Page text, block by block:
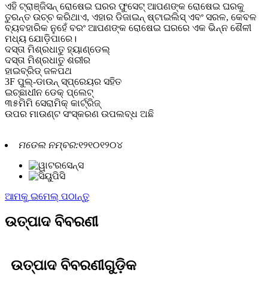
ଏହି ଟ୍ରାଞ୍ଜିସନ୍ ରୋଷେଇ ଘରର ଫୁସେଟ୍ ଆପଣଙ୍କ ରୋଷେଇ ଘରକୁ
ତୁରନ୍ତ ଉଚ୍ଚ କରିଥାଏ, ଏହାର ଡିଜାଇନ୍ ଷ୍ଟାଇଲିସ୍ ଏବଂ ସରଳ, କେବଳ
ବ୍ୟବହାରିକ ନୁହେଁ ବରଂ ଆପଣଙ୍କ ରୋଷେଇ ଘରରେ ଏକ ଭିନ୍ନ ଶୈଳୀ
ମଧ୍ୟ ଯୋଡ଼ିପାରେ।
ଦସ୍ତା ମିଶ୍ରଧାତୁ ହ୍ୟାଣ୍ଡେଲ୍
ଦସ୍ତା ମିଶ୍ରଧାତୁ ଶରୀର
ହାଇବ୍ରିଡ୍ ଜଳପଥ
3F ପୁଲ୍-ଡାଉନ୍ ସ୍ପ୍ରେୟର ସହିତ
ଇଚ୍ଛାଧୀନ ଡେକ୍ ପ୍ଲେଟ୍
୩୫ମିମି ସେରାମିକ୍ କାର୍ଟ୍ରିଜ୍
ଉପର ମାଉଣ୍ଟ ସଂସ୍କରଣ ଉପଲବ୍ଧ ଅଛି
ମଡେଲ ନମ୍ବର:୧୨୧୦୧୨୦୪
ଆମକୁ ଇମେଲ୍ ପଠାନ୍ତୁ
ଉତ୍ପାଦ ବିବରଣୀ
ଉତ୍ପାଦ ବିବରଣୀଗୁଡ଼ିକ